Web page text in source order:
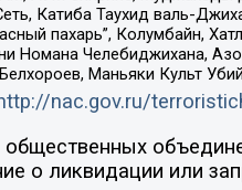
Катиба Таухид валь-
пахарь”, Колумбайн,
Номана Челебиджихана,
Маньяки Культ
nac.gov.ru/
о ликвидации или